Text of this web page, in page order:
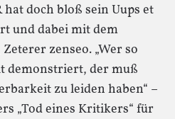
doch bloß sein Uups et
und dabei mit dem
zenseo. „Wer so
demonstriert, der muß
zu leiden haben“ –
„Tod eines Kritikers“ für